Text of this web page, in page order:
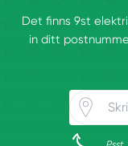
Det finns 9st
in ditt